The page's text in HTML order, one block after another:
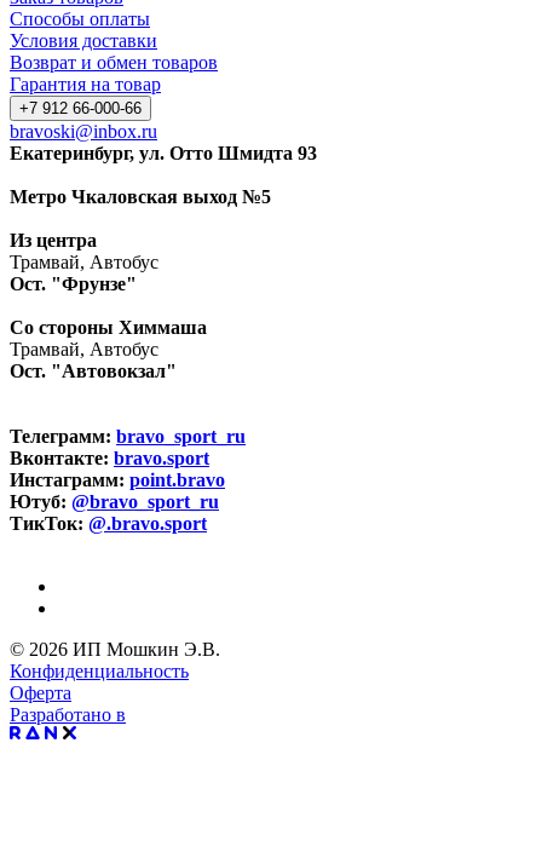
Способы оплаты
Условия доставки
Возврат и обмен товаров
Гарантия на товар
+7 912 66-000-66
bravoski@inbox.ru
Екатеринбург, ул. Отто Шмидта 93
Метро Чкаловская выход №5
Из центра
Трамвай, Автобус
Ост. "Фрунзе"
Со стороны Химмаша
Трамвай, Автобус
Ост. "Автовокзал"
Телеграмм: bravo_sport_ru
Вконтакте: bravo.sport
Инстаграмм: point.bravo
Ютуб: @bravo_sport_ru
ТикТок: @.bravo.sport
© 2026 ИП Мошкин Э.В.
Конфиденциальность
Оферта
Разработано в